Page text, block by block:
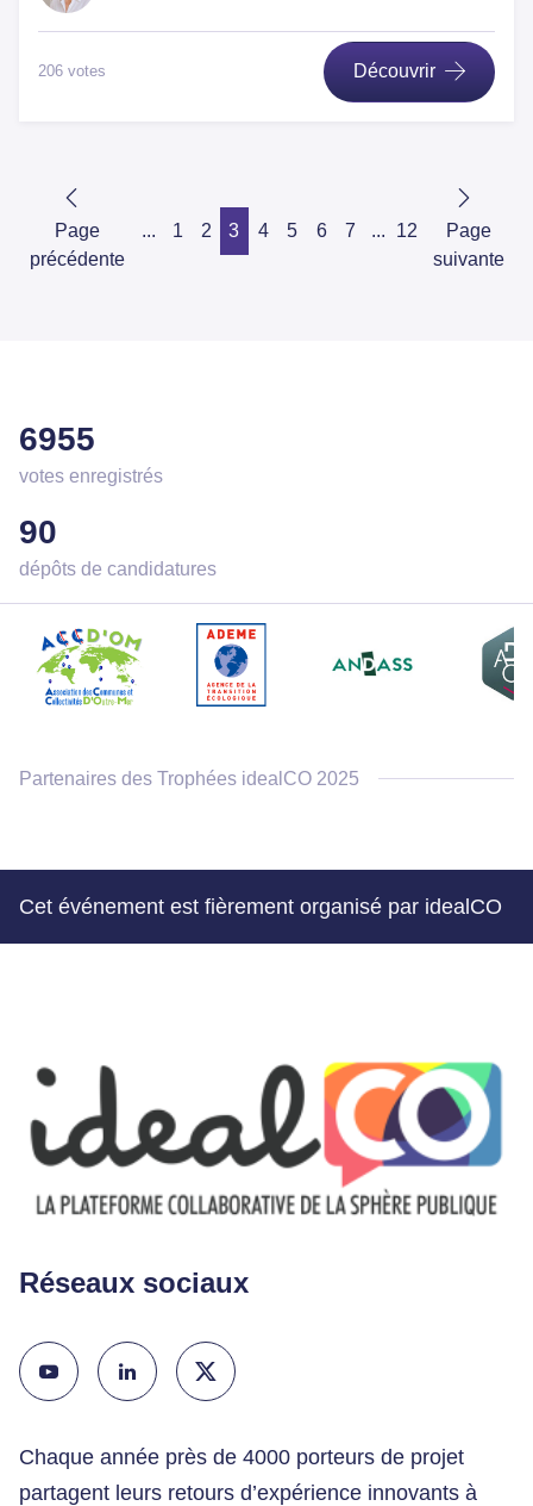
Découvrir
206 votes
Page
précédente
... 1 2 3 4 5 6 7 ... 12
Page
suivante
6955
votes enregistrés
90
dépôts de candidatures
Partenaires des Trophées idealCO 2025
Cet événement est fièrement organisé par idealCO
Réseaux sociaux
Chaque année près de 4000 porteurs de projet
partagent leurs retours d’expérience innovants à